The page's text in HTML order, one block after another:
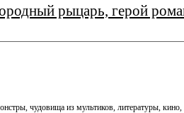
рыцарь, герой
чудовища из мультиков, литературы,